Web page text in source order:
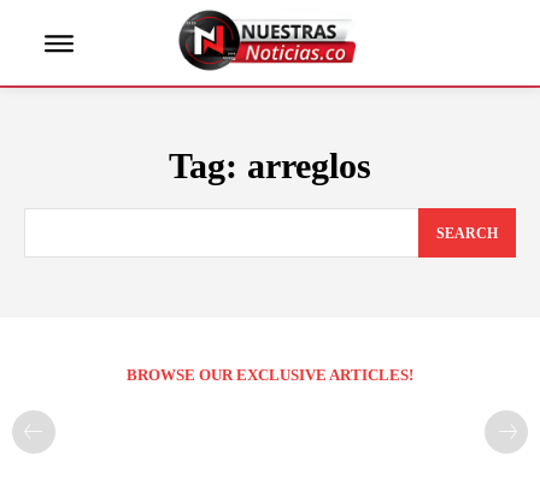
Tag: arreglos
SEARCH
BROWSE OUR EXCLUSIVE ARTICLES!